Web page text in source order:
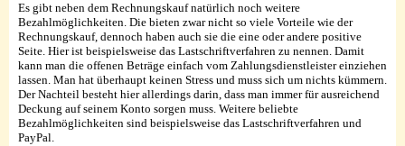
Es gibt neben dem Rechnungskauf natürlich noch weitere
Bezahlmöglichkeiten. Die bieten zwar nicht so viele Vorteile wie der
Rechnungskauf, dennoch haben auch sie die eine oder andere positive
Seite. Hier ist beispielsweise das Lastschriftverfahren zu nennen. Damit
kann man die offenen Beträge einfach vom Zahlungsdienstleister einziehen
lassen. Man hat überhaupt keinen Stress und muss sich um nichts kümmern.
Der Nachteil besteht hier allerdings darin, dass man immer für ausreichend
Deckung auf seinem Konto sorgen muss. Weitere beliebte
Bezahlmöglichkeiten sind beispielsweise das Lastschriftverfahren und
PayPal.